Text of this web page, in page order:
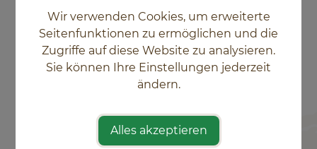
Hirschdecke:.€ 60,- bis € 120,-/Stk.,
größenabhängig
Gamsdecke:…€ 85,-/Stk.
Muffel:…………€ 85,-/Stk.
Weißgerbung:
Ergibt helles Leder und Fell mit seidigem
Wir verwenden Cookies, um erweiterte
Seitenfunktionen zu ermöglichen und die
Zugriffe auf diese Website zu analysieren.
Sie können Ihre Einstellungen jederzeit
ändern.
Alles akzeptieren